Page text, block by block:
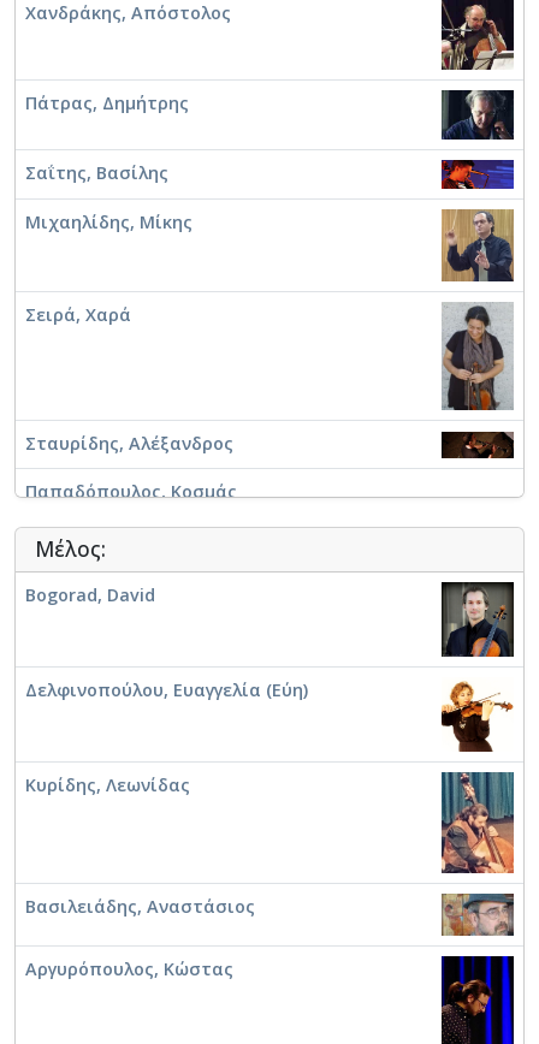
Χανδράκης, Απόστολος
Πάτρας, Δημήτρης
Σαΐτης, Βασίλης
Μιχαηλίδης, Μίκης
Σειρά, Χαρά
Σταυρίδης, Αλέξανδρος
Παπαδόπουλος, Κοσμάς
Γράλιστας, Γεώργιος
Ανισέγκος, Γιάννης
Μέλος:
Bogorad, David
Δελφινοπούλου, Ευαγγελία (Εύη)
Κυρίδης, Λεωνίδας
Βασιλειάδης, Αναστάσιος
Αργυρόπουλος, Κώστας